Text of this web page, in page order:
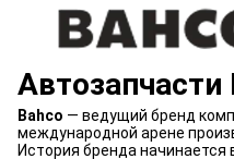
Автозапчасти
Bahco — ведущий бренд
международной арене
История бренда начинается